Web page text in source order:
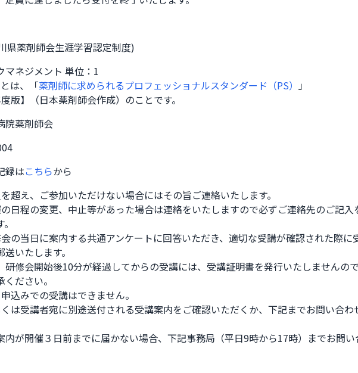
県薬剤師会生涯学習認定制度)
マネジメント 単位：1
は、「薬剤師に求められるプロフェッショナルスタンダード（PS） 」
度版】（日本薬剤師会作成）のことです。
院薬剤師会
録はこちらから
を超え、ご参加いただけない場合にはその旨ご連絡いたします。
の日程の変更、中止等があった場合は連絡をいたしますので必ずご連絡先のご記入
会の当日に案内する共通アンケートに回答いただき、適切な受講が確認された際に
いたします。
修会開始後10分が経過してからの受講には、受講証明書を発行いたしませんの
ださい。
申込みでの受講はできません。
くは受講者宛に別途送付される受講案内をご確認いただくか、下記までお問い合わ
が開催３日前までに届かない場合、下記事務局（平日9時から17時）までお問い